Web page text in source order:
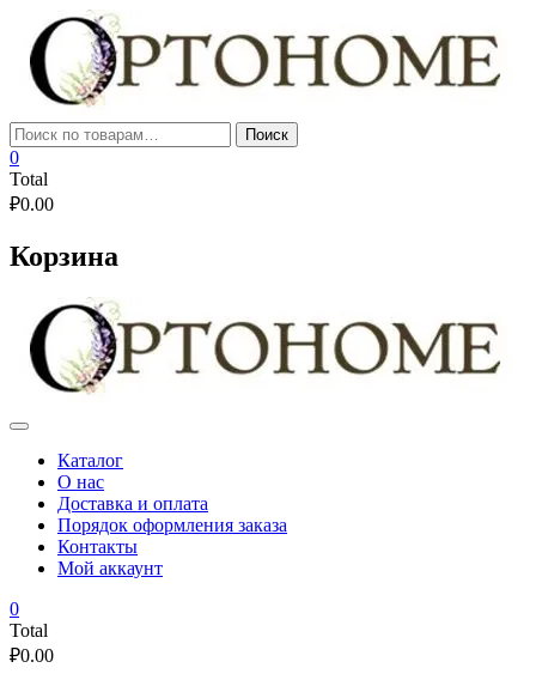
content
Искать: Поиск
0
Total
₽0.00
Корзина
Каталог
О нас
Доставка и оплата
Порядок оформления заказа
Контакты
Мой аккаунт
0
Total
₽0.00